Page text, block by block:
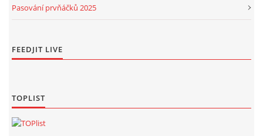
Pasování prvňáčků 2025
FEEDJIT LIVE
TOPLIST